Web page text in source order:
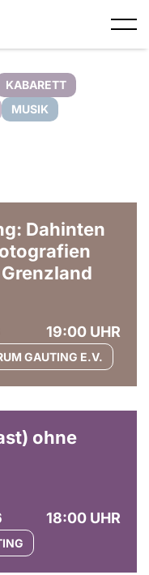
KABARETT
MUSIK
Dahinten
19:00 UHR
GAUTING E.V.
ohne
18:00 UHR